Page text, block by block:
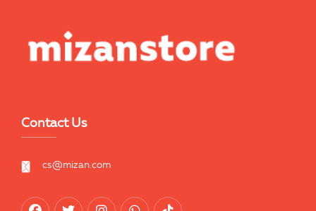
Contact Us
cs@mizan.com